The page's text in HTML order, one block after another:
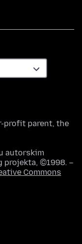
profit parent, the
autorskim
projekta, ©1998. –
Commons